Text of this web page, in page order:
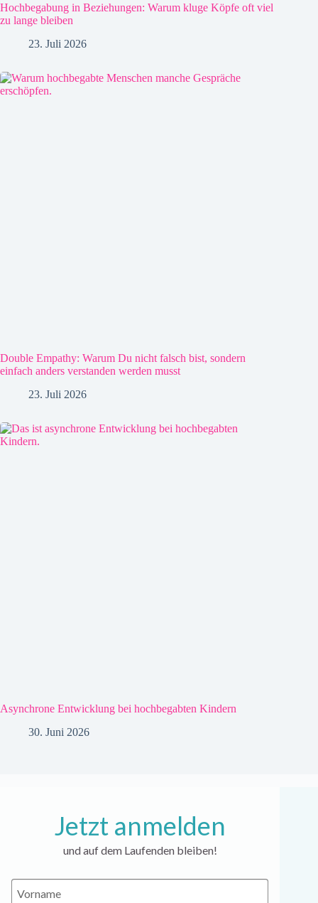
Hochbegabung in Beziehungen: Warum kluge Köpfe oft viel
zu lange bleiben
23. Juli 2026
Double Empathy: Warum Du nicht falsch bist, sondern
einfach anders verstanden werden musst
23. Juli 2026
Asynchrone Entwicklung bei hochbegabten Kindern
30. Juni 2026
Jetzt anmelden
und auf dem Laufenden bleiben!